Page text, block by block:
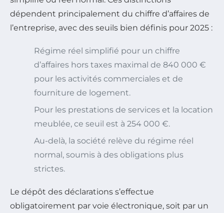
dépendent principalement du chiffre d’affaires de
l’entreprise, avec des seuils bien définis pour 2025 :
Régime réel simplifié pour un chiffre
d’affaires hors taxes maximal de 840 000 €
pour les activités commerciales et de
fourniture de logement.
Pour les prestations de services et la location
meublée, ce seuil est à 254 000 €.
Au-delà, la société relève du régime réel
normal, soumis à des obligations plus
strictes.
Le dépôt des déclarations s’effectue
obligatoirement par voie électronique, soit par un